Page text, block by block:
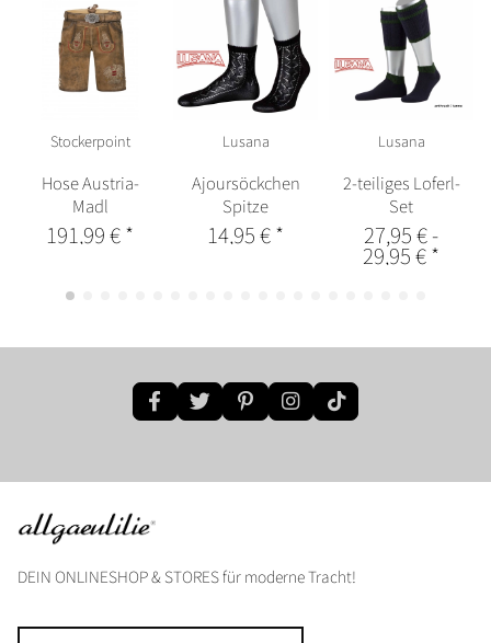
Stockerpoint
Hose Austria-
Madl
191,99 €*
Lusana
Ajoursöckchen
Spitze
14,95 €*
Lusana
2-teiliges Loferl-
Set
27,95 €-
29,95 €*
DEIN ONLINESHOP & STORES für moderne Tracht!